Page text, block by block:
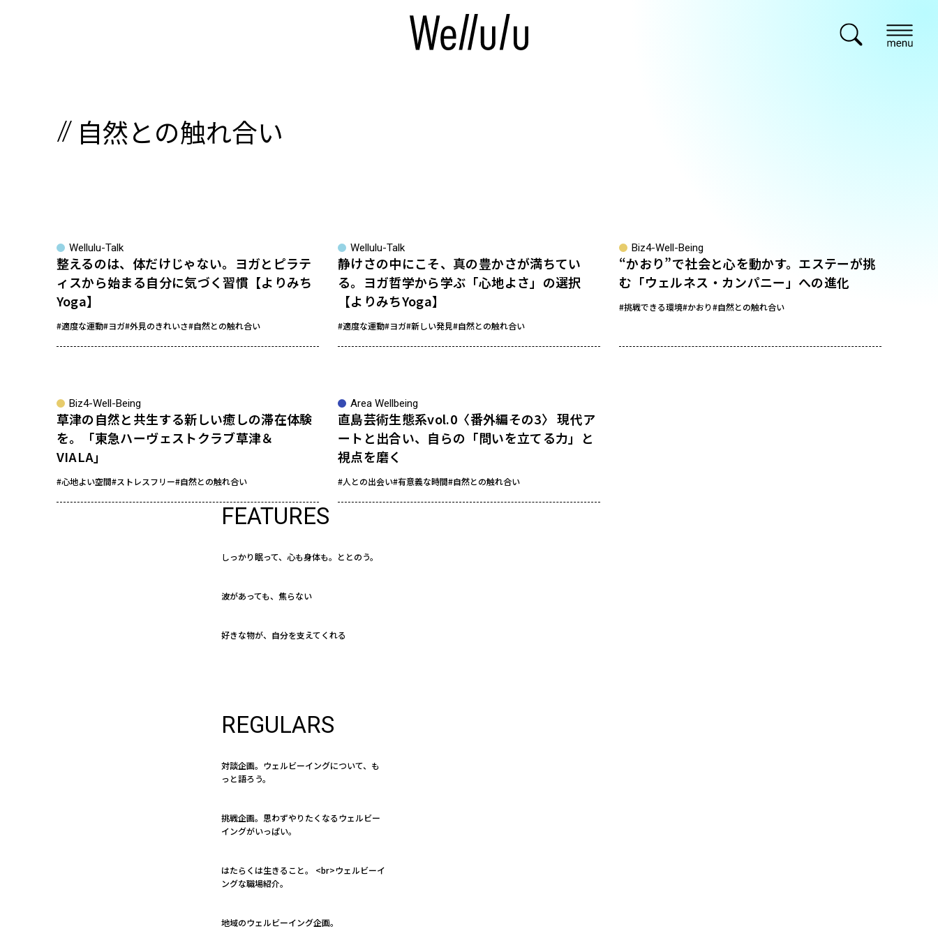
自然との触れ合い
Wellulu-Talk
整えるのは、体だけじゃない。ヨガとピラテ
ィスから始まる自分に気づく習慣【よりみち
Yoga】
#適度な運動#ヨガ#外見のきれいさ#自然との触れ合い
Wellulu-Talk
静けさの中にこそ、真の豊かさが満ちてい
る。ヨガ哲学から学ぶ「心地よさ」の選択
【よりみちYoga】
#適度な運動#ヨガ#新しい発見#自然との触れ合い
Biz4-Well-Being
“かおり”で社会と心を動かす。エステーが挑
む「ウェルネス・カンパニー」への進化
#挑戦できる環境#かおり#自然との触れ合い
Biz4-Well-Being
草津の自然と共生する新しい癒しの滞在体験
を。「東急ハーヴェストクラブ草津＆
VIALA」
#心地よい空間#ストレスフリー#自然との触れ合い
Area Wellbeing
直島芸術生態系vol.0〈番外編その3〉 現代ア
ートと出合い、自らの「問いを立てる力」と
視点を磨く
#人との出会い#有意義な時間#自然との触れ合い
FEATURES
しっかり眠って、心も身体も。ととのう。
波があっても、焦らない
好きな物が、自分を支えてくれる
REGULARS
対談企画。ウェルビーイングについて、も
っと語ろう。
挑戦企画。思わずやりたくなるウェルビー
イングがいっぱい。
はたらくは生きること。 <br>ウェルビーイ
ングな職場紹介。
地域のウェルビーイング企画。